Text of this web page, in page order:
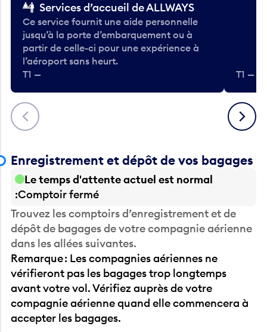
Précédent
Services d’accueil de ALLWAYS
Ce service fournit une aide personnelle
jusqu’à la porte d’embarquement ou à
partir de celle-ci pour une expérience à
l’aéroport sans heurt.
T1 —
T1 —
Suivant
Enregistrement et dépôt de vos bagages
Le temps d'attente actuel est normal
Comptoir fermé
Trouvez les comptoirs d’enregistrement et de
dépôt de bagages de votre compagnie aérienne
dans les allées suivantes.
Remarque : Les compagnies aériennes ne
vérifieront pas les bagages trop longtemps
avant votre vol. Vérifiez auprès de votre
compagnie aérienne quand elle commencera à
accepter les bagages.